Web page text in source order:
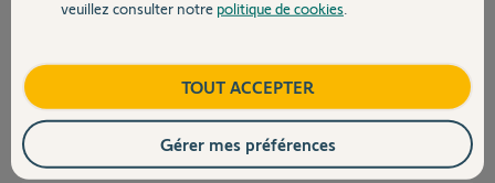
Contact
il y a 3 mois
Réponses
veuillez consulter notre politique de cookies
TOUT ACCEPTER
Gérer mes préférences